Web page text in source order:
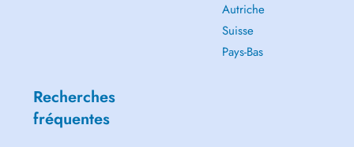
Autriche
Suisse
Pays-Bas
Recherches
fréquentes